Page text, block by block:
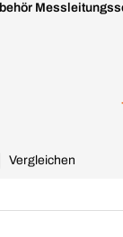
Vergleichen